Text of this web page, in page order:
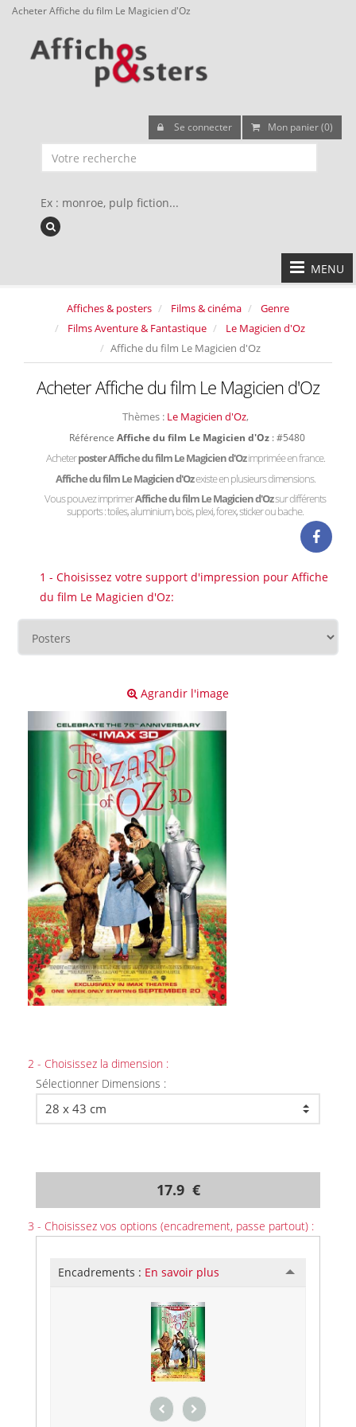
Acheter Affiche du film Le Magicien d'Oz
Se connecter Mon panier (0)
Ex : monroe, pulp fiction...
MENU
Affiches & posters Films & cinéma
Genre
Films Aventure & Fantastique
Le Magicien d'Oz
Affiche du film Le Magicien d'Oz
Acheter Affiche du film Le Magicien d'Oz
Thèmes : Le Magicien d'Oz,
Référence Affiche du film Le Magicien d'Oz : #5480
Acheterposter Affiche du film Le Magicien d'Ozimprimée en france.
Affiche du film Le Magicien d'Ozexiste en plusieurs dimensions.
Vous pouvez imprimerAffiche du film Le Magicien d'Ozsur différents
supports : toiles, aluminium, bois, plexi, forex, sticker ou bache.
1 - Choisissez votre support d'impression pour Affiche
du film Le Magicien d'Oz:
Agrandir l'image
2 - Choisissez la dimension :
Sélectionner Dimensions :
17.9 €
3 - Choisissez vos options (encadrement, passe partout) :
Encadrements : En savoir plus